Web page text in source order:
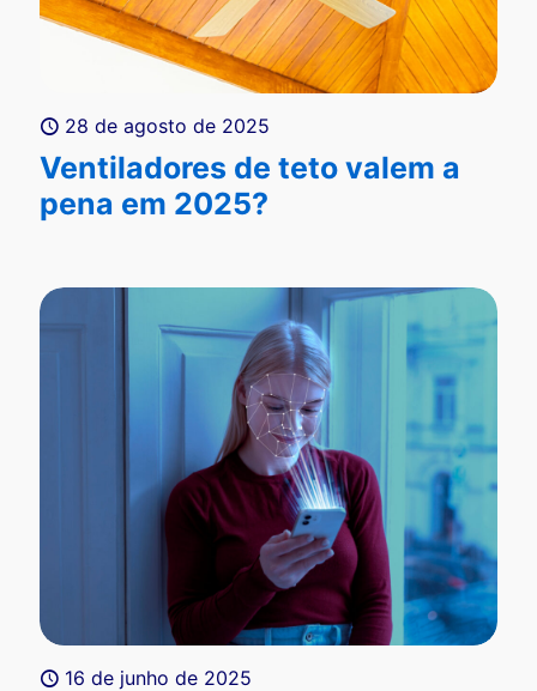
28 de agosto de 2025
Ventiladores de teto valem a
pena em 2025?
16 de junho de 2025